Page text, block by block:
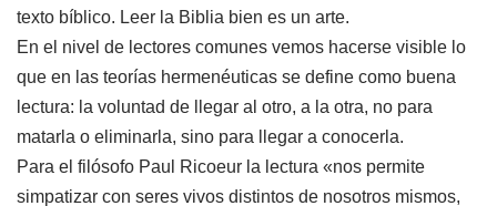
texto bíblico. Leer la Biblia bien es un arte.
En el nivel de lectores comunes vemos hacerse visible lo
que en las teorías hermenéuticas se define como buena
lectura: la voluntad de llegar al otro, a la otra, no para
matarla o eliminarla, sino para llegar a conocerla.
Para el filósofo Paul Ricoeur la lectura «nos permite
simpatizar con seres vivos distintos de nosotros mismos,